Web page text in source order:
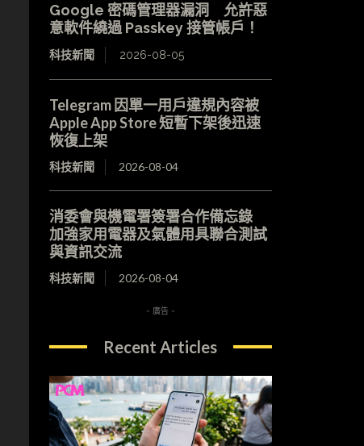
Google 密碼管理器漏洞 允許惡
意軟件繞過 Passkey 接管帳戶！
科技新聞 2026-08-05
Telegram 因單一用戶違規內容被
Apple App Store 短暫下架後迅速
恢復上架
科技新聞 2026-08-04
消委會與機電署簽署合作備忘錄
加強家用電器及氣體用具聯合測試
與資訊交流
科技新聞 2026-08-04
- 廣告 -
Recent Articles